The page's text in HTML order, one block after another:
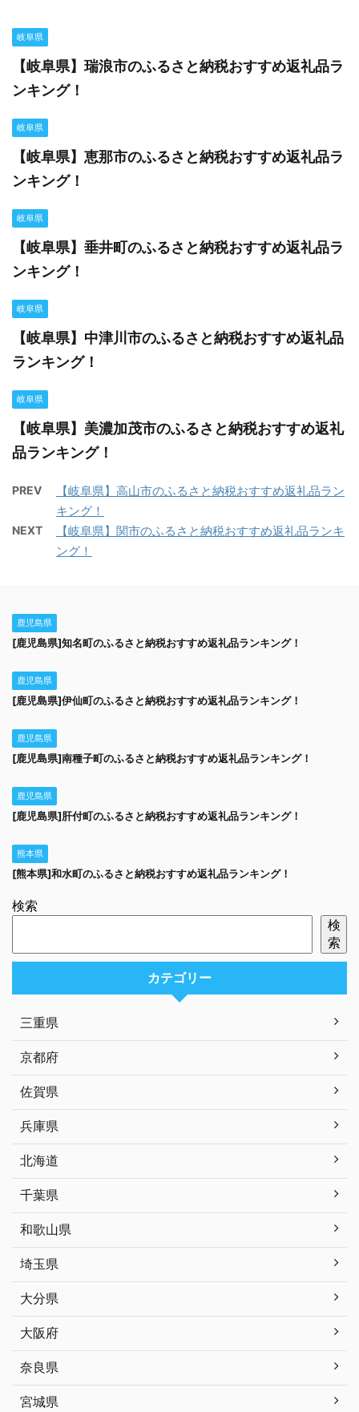
岐阜県
【岐阜県】瑞浪市のふるさと納税おすすめ返礼品ラ
ンキング！
岐阜県
【岐阜県】恵那市のふるさと納税おすすめ返礼品ラ
ンキング！
岐阜県
【岐阜県】垂井町のふるさと納税おすすめ返礼品ラ
ンキング！
岐阜県
【岐阜県】中津川市のふるさと納税おすすめ返礼品
ランキング！
岐阜県
【岐阜県】美濃加茂市のふるさと納税おすすめ返礼
品ランキング！
PREV
【岐阜県】高山市のふるさと納税おすすめ返礼品ラン
キング！
NEXT
【岐阜県】関市のふるさと納税おすすめ返礼品ランキ
ング！
鹿児島県
[鹿児島県]知名町のふるさと納税おすすめ返礼品ランキング！
鹿児島県
[鹿児島県]伊仙町のふるさと納税おすすめ返礼品ランキング！
鹿児島県
[鹿児島県]南種子町のふるさと納税おすすめ返礼品ランキング！
鹿児島県
[鹿児島県]肝付町のふるさと納税おすすめ返礼品ランキング！
熊本県
[熊本県]和水町のふるさと納税おすすめ返礼品ランキング！
検索
検
索
カテゴリー
三重県
京都府
佐賀県
兵庫県
北海道
千葉県
和歌山県
埼玉県
大分県
大阪府
奈良県
宮城県